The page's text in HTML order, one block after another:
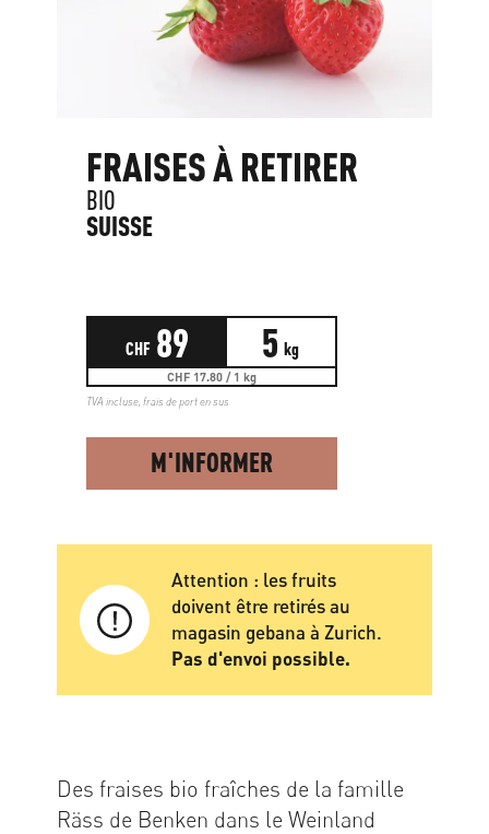
FRAISES À RETIRER
BIO
SUISSE
CHF 89 5 kg
CHF 17.80 / 1 kg
TVA incluse, frais de port en sus
M'INFORMER
Attention : les fruits
doivent être retirés au
magasin gebana à Zurich.
Pas d'envoi possible.
Des fraises bio fraîches de la famille
Räss de Benken dans le Weinland